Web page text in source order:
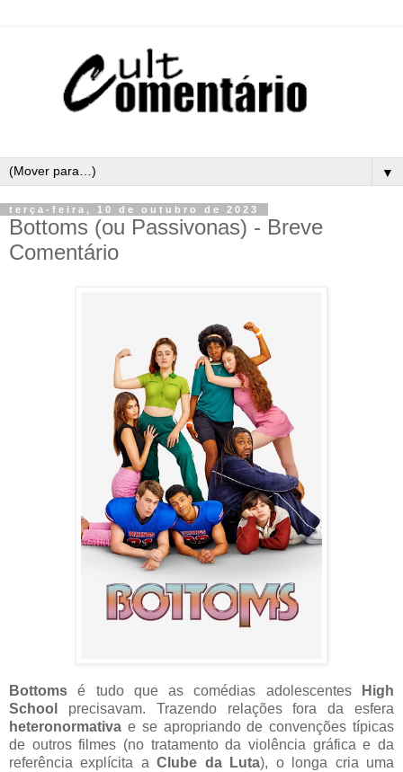
▼
terça-feira, 10 de outubro de 2023
Bottoms (ou Passivonas) - Breve
Comentário
Bottomsé tudo que as comédias adolescentes
High
School
precisavam. Trazendo relações fora da esfera
heteronormativa e se apropriando de convenções típicas
de outros filmes (no tratamento da violência gráfica e da
referência explícita aClube da Luta), o longa cria uma